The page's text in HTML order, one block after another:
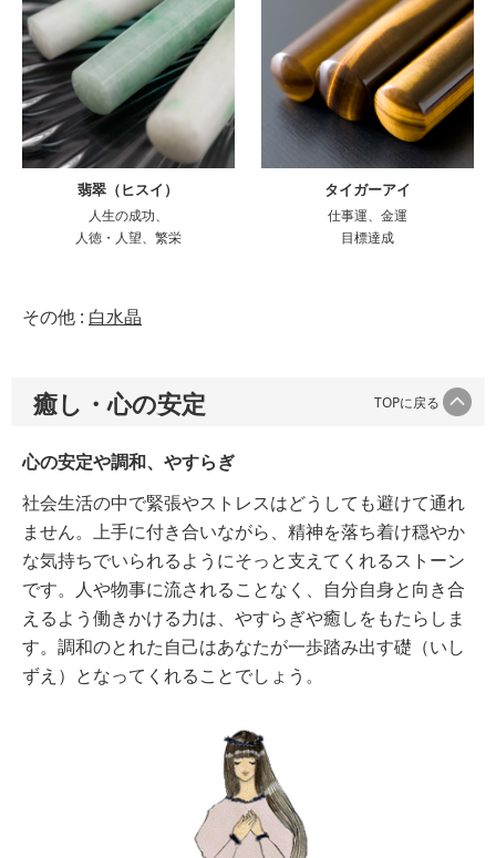
翡翠（ヒスイ）
人生の成功、
人徳・人望、繁栄
タイガーアイ
仕事運、金運
目標達成
その他 : 白水晶
癒し・心の安定 TOPに戻る
心の安定や調和、やすらぎ
社会生活の中で緊張やストレスはどうしても避けて通れ
ません。上手に付き合いながら、精神を落ち着け穏やか
な気持ちでいられるようにそっと支えてくれるストーン
です。人や物事に流されることなく、自分自身と向き合
えるよう働きかける力は、やすらぎや癒しをもたらしま
す。調和のとれた自己はあなたが一歩踏み出す礎（いし
ずえ）となってくれることでしょう。